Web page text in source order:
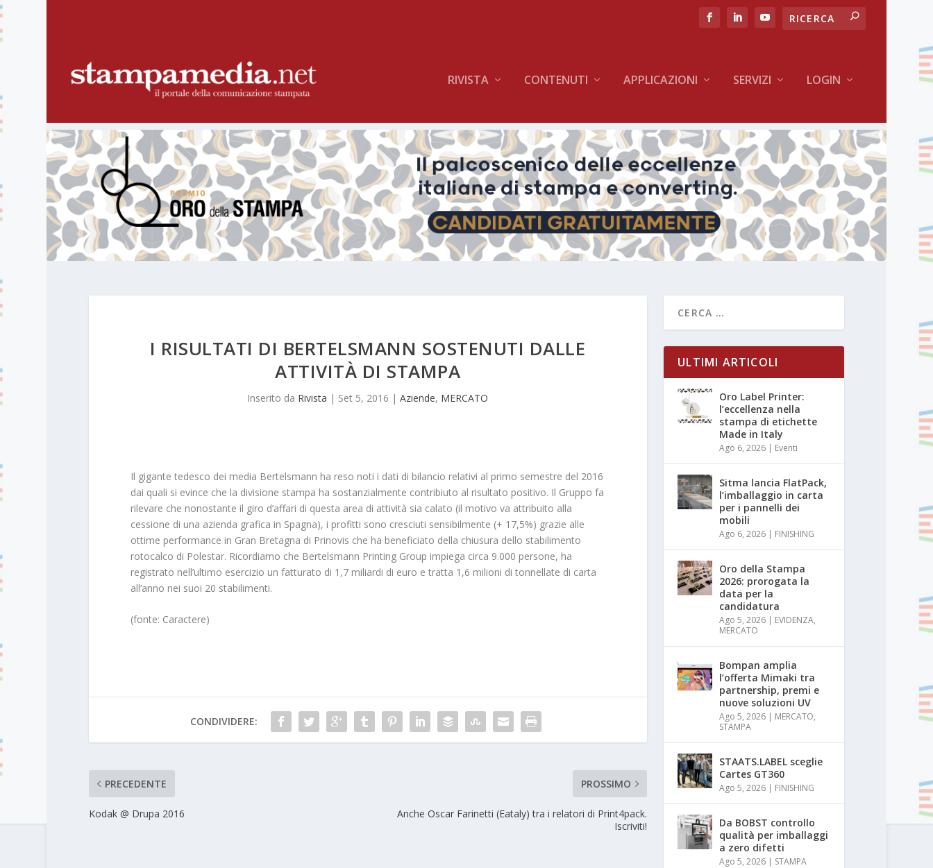
RIVISTA CONTENUTI APPLICAZIONI SERVIZI LOGIN
I RISULTATI DI BERTELSMANN SOSTENUTI DALLE
ATTIVITÀ DI STAMPA
Inserito da Rivista | Set 5, 2016 |Aziende, MERCATO
Il gigante tedesco dei media Bertelsmann ha reso noti i dati di bilancio relativi al primo semestre del 2016
dai quali si evince che la divisione stampa ha sostanzialmente contribiuto al risultato positivo. Il Gruppo fa
rilevare che nonostante il giro d’affari di questa area di attività sia calato (il motivo va attribuito alla
cessione di una azienda grafica in Spagna), i profitti sono cresciuti sensibilmente (+ 17,5%) grazie alle
ottime performance in Gran Bretagna di Prinovis che ha beneficiato della chiusura dello stabilimento
rotocalco di Polestar. Ricordiamo che Bertelsmann Printing Group impiega circa 9.000 persone, ha
registrato nell’ultimo esercizio un fatturato di 1,7 miliardi di euro e tratta 1,6 milioni di tonnellate di carta
all’anno nei suoi 20 stabilimenti.
(fonte: Caractere)
CONDIVIDERE:
PRECEDENTE
Kodak @ Drupa 2016
PROSSIMO
Anche Oscar Farinetti (Eataly) tra i relatori di Print4pack.
Iscriviti!
ULTIMI ARTICOLI
Oro Label Printer:
l’eccellenza nella
stampa di etichette
Made in Italy
Ago 6, 2026 | Eventi
Sitma lancia FlatPack,
l’imballaggio in carta
per i pannelli dei
mobili
Ago 6, 2026 | FINISHING
Oro della Stampa
2026: prorogata la
data per la
candidatura
Ago 5, 2026 | EVIDENZA,
MERCATO
Bompan amplia
l’offerta Mimaki tra
partnership, premi e
nuove soluzioni UV
Ago 5, 2026 | MERCATO,
STAMPA
STAATS.LABEL sceglie
Cartes GT360
Ago 5, 2026 | FINISHING
Da BOBST controllo
qualità per imballaggi
a zero difetti
Ago 5, 2026 | STAMPA